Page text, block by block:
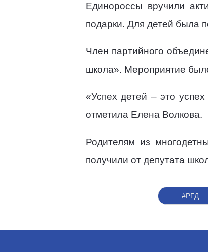
Единороссы вручили
подарки. Для детей была
Член партийного
школа». Мероприятие
«Успех детей – это
отметила Елена Волкова.
Родителям из
получили от депутата
#РГД